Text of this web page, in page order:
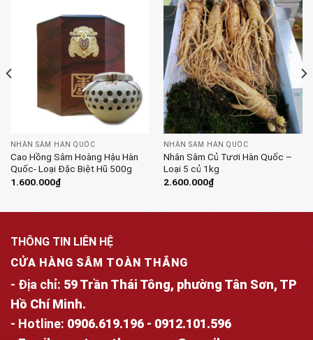
NHÂN SÂM HÀN QUỐC
Cao Hồng Sâm Hoàng Hậu Hàn
Quốc- Loại Đặc Biệt Hũ 500g
1.600.000₫
NHÂN SÂM HÀN QUỐC
Nhân Sâm Củ Tươi Hàn Quốc –
Loại 5 củ 1kg
2.600.000₫
THÔNG TIN LIÊN HỆ
CỬA HÀNG SÂM TOÀN THẮNG
- Địa chỉ: 59 Trần Thái Tông, phường Tân Sơn, TP
Hồ Chí Minh.
- Hotline: 0906.619.196 - 0912.101.596